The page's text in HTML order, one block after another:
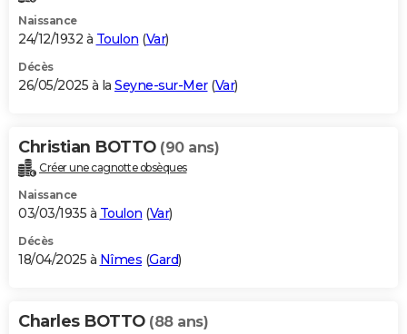
Naissance
24/12/1932 à Toulon (Var)
Décès
26/05/2025 à la Seyne-sur-Mer(Var)
Christian BOTTO (90 ans)
Créer une cagnotte obsèques
Naissance
03/03/1935 à Toulon (Var)
Décès
18/04/2025 à Nîmes (Gard)
Charles BOTTO (88 ans)